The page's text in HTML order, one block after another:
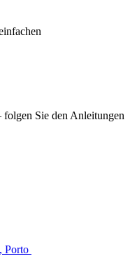
Sie den Anleitungen
Porto